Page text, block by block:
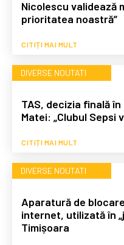
Nicolescu validează
prioritatea noastră”
CITIȚI MAI MULT
DIVERSE NOUTATI
TAS, decizia finală
Matei: „Clubul Sepsi
CITIȚI MAI MULT
DIVERSE NOUTATI
Aparatură de
internet, utilizată în
Timișoara